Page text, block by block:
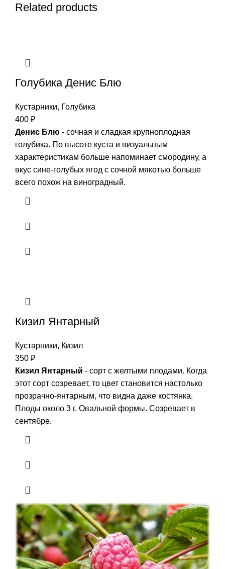
Related products
Голубика Денис Блю
Кустарники, Голубика
400 ₽
Денис Блю - сочная и сладкая крупноплодная
голубика. По высоте куста и визуальным
характеристикам больше напоминает смородину, а
вкус сине-голубых ягод с сочной мякотью больше
всего похож на виноградный.
Кизил Янтарный
Кустарники, Кизил
350 ₽
Кизил Янтарный - сорт с желтыми плодами. Когда
этот сорт созревает, то цвет становится настолько
прозрачно-янтарным, что видна даже костянка.
Плоды около 3 г. Овальной формы. Созревает в
сентябре.